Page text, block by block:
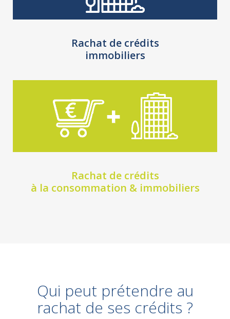
Rachat de crédits
immobiliers
Rachat de crédits
à la consommation & immobiliers
Qui peut prétendre au
rachat de ses crédits ?